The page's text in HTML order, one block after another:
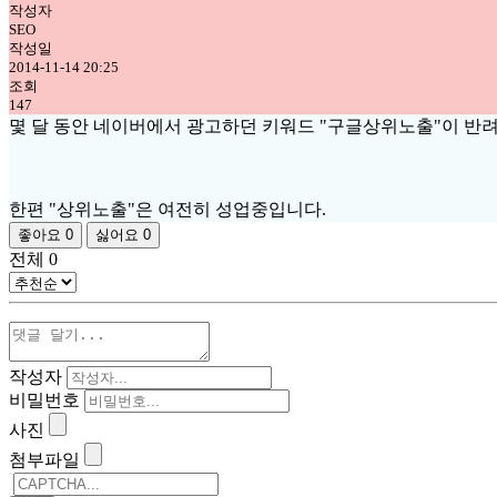
작성자
SEO
작성일
2014-11-14 20:25
조회
147
몇 달 동안 네이버에서 광고하던 키워드 "구글상위노출"이 반
한편 "상위노출"은 여전히 성업중입니다.
좋아요 0 싫어요 0
전체 0
작성자
비밀번호
사진
첨부파일